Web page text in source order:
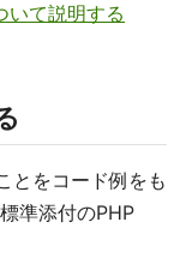
て説明する
とをコード例をも
準添付のPHP